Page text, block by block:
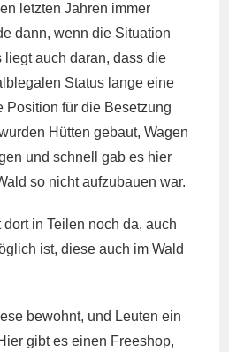
letzten Jahren immer
dann, wenn die Situation
liegt auch daran, dass die
Status lange eine
Position für die Besetzung
Hütten gebaut, Wagen
und schnell gab es hier
so nicht aufzubauen war.
in Teilen noch da, auch
ist, diese auch im Wald
bewohnt, und Leuten ein
gibt es einen Freeshop,